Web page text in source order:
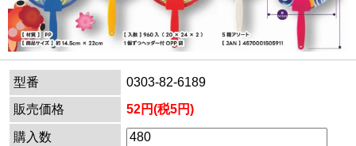
型番
0303-82-6189
販売価格
52円(税5円)
購入数